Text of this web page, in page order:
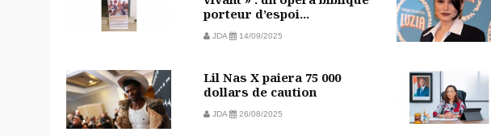
porteur d’espoi...
JDA 14/09/2025
Lil Nas X paiera 75 000
dollars de caution
JDA 26/08/2025